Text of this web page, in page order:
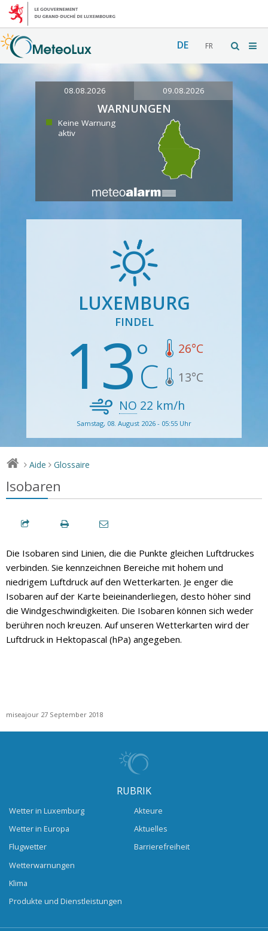
DE FR
08.08.2026 09.08.2026
WARNUNGEN
Keine Warnung
aktiv
LUXEMBURG
FINDEL
13 26°C
13°C
NO 22 km/h
Samstag, 08. August 2026 - 05:55 Uhr
> Aide > Glossaire
Isobaren
Die Isobaren sind Linien, die die Punkte gleichen Luftdruckes
verbinden. Sie kennzeichnen Bereiche mit hohem und
niedrigem Luftdruck auf den Wetterkarten. Je enger die
Isobaren auf der Karte beieinanderliegen, desto höher sind
die Windgeschwindigkeiten. Die Isobaren können sich weder
berühren noch kreuzen. Auf unseren Wetterkarten wird der
Luftdruck in Hektopascal (hPa) angegeben.
miseajour 27 September 2018
RUBRIK
Wetter in Luxemburg
Wetter in Europa
Flugwetter
Wetterwarnungen
Klima
Produkte und Dienstleistungen
Akteure
Aktuelles
Barrierefreiheit